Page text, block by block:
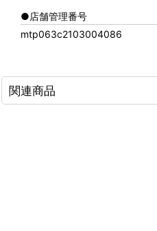
●店舗管理番号
mtp063c2103004086
関連商品